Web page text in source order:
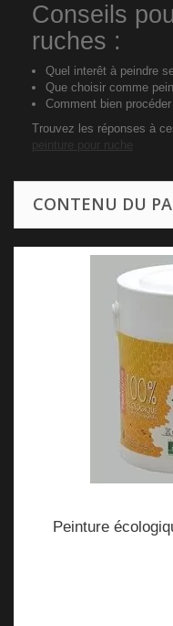
Conseils
ruches :
Quel interêt à peindre
Que choisir comme
Comment bien
Trouvez les réponses à
peinture pour ruche
CONTENU DU
Peinture